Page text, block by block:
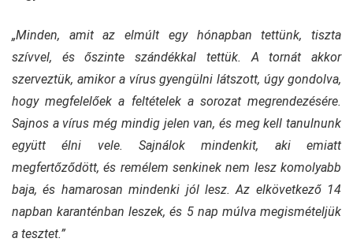
„Minden, amit az elmúlt egy hónapban tettünk, tiszta
szívvel, és őszinte szándékkal tettük. A tornát akkor
szerveztük, amikor a vírus gyengülni látszott, úgy gondolva,
hogy megfelelőek a feltételek a sorozat megrendezésére.
Sajnos a vírus még mindig jelen van, és meg kell tanulnunk
együtt élni vele. Sajnálok mindenkit, aki emiatt
megfertőződött, és remélem senkinek nem lesz komolyabb
baja, és hamarosan mindenki jól lesz. Az elkövetkező 14
napban karanténban leszek, és 5 nap múlva megismételjük
a tesztet.”